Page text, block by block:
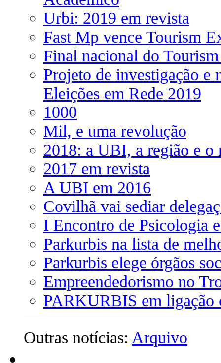
Urbi: 2019 em revista
Fast Mp vence Tourism
Final nacional do
Projeto de investigação
Eleições em Rede 2019
1000
Mil, e uma revolução
2018: a UBI, a região e o
2017 em revista
A UBI em 2016
Covilhã vai sediar
I Encontro de Psicologia
Parkurbis na lista de
Parkurbis elege órgãos
Empreendedorismo no
PARKURBIS em ligação
Outras notícias: Arquivo